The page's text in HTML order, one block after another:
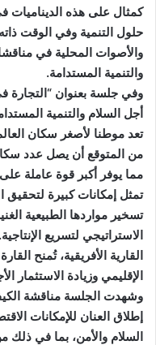
كمثال على هذه الديناميات
حلول التنمية وفي الوقت
والأصوات المحلية في
والتنمية المستدامة.
وفي جلسة بعنوان “التجارة
أجل السلام والتنمية
مما يوفر أكبر قوة عاملة
تمثل إمكانات كبيرة
تسخير مواردها الطبيعية
الاستراتيجي لتسريع
القارية الأفريقية، تُمنح
الإقليمي وزيادة الاستثمار
وشهدت الجلسة مناقشة
إطلاق العنان للإمكانات
السلام والأمن، بما في ذلك